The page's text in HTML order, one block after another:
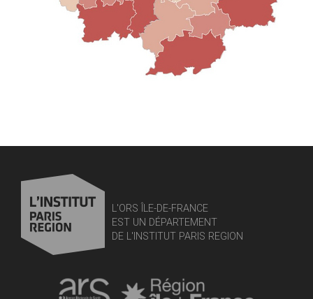
L'ORS ÎLE-DE-FRANCE
EST UN DÉPARTEMENT
DE L'INSTITUT PARIS REGION